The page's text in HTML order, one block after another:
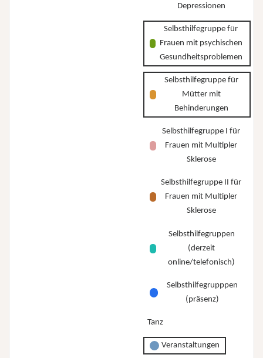
Depressionen
Selbsthilfegruppe für
Frauen mit psychischen
Gesundheitsproblemen
Selbsthilfegruppe für
Mütter mit
Behinderungen
Selbsthilfegruppe I für
Frauen mit Multipler
Sklerose
Selbsthilfegruppe II für
Frauen mit Multipler
Sklerose
Selbsthilfegruppen
(derzeit
online/telefonisch)
Selbsthilfegrupppen
(präsenz)
Tanz
Veranstaltungen